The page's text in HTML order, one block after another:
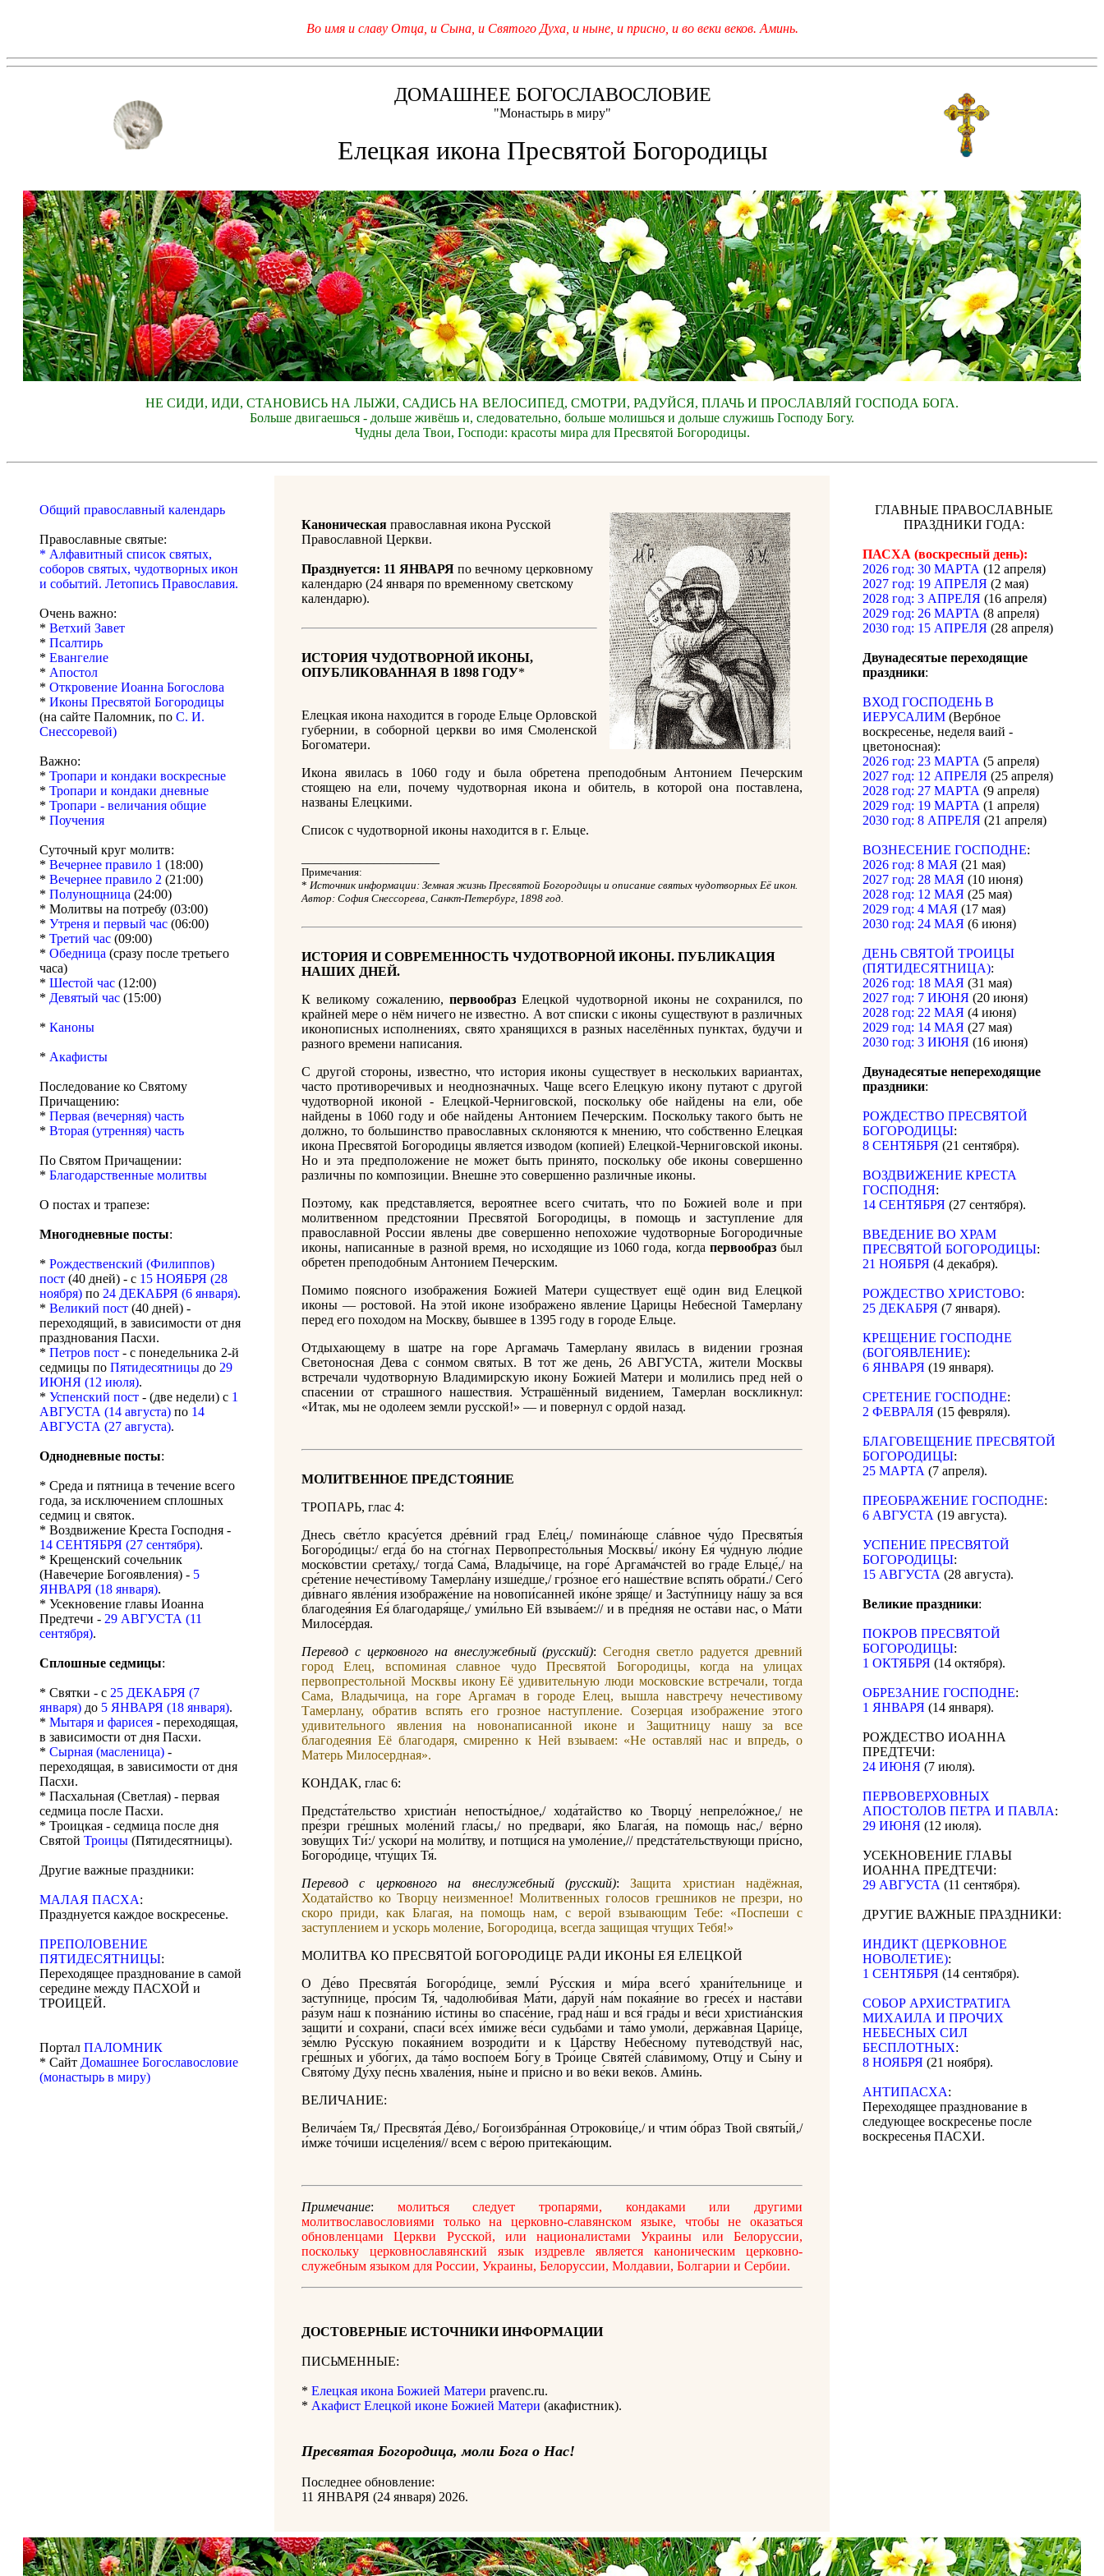
Во имя и славу Отца, и Сына, и Святого Духа, и ныне, и присно, и во веки веков. Аминь.
ДОМАШНЕЕ БОГОСЛАВОСЛОВИЕ
"Монастырь в миру"
Елецкая икона Пресвятой Богородицы
НЕ СИДИ, ИДИ, СТАНОВИСЬ НА ЛЫЖИ, САДИСЬ НА ВЕЛОСИПЕД, СМОТРИ, РАДУЙСЯ, ПЛАЧЬ И ПРОСЛАВЛЯЙ ГОСПОДА БОГА.
Больше двигаешься - дольше живёшь и, следовательно, больше молишься и дольше служишь Господу Богу.
Чудны дела Твои, Господи: красоты мира для Пресвятой Богородицы.
Общий православный календарь
Православные святые:
* Алфавитный список святых,
соборов святых, чудотворных икон
и событий. Летопись Православия.
Очень важно:
* Ветхий Завет
* Псалтирь
* Евангелие
* Апостол
* Откровение Иоанна Богослова
* Иконы Пресвятой Богородицы
(на сайте Паломник, по С. И.
Снессоревой)
Важно:
* Тропари и кондаки воскресные
* Тропари и кондаки дневные
* Тропари - величания общие
* Поучения
Суточный круг молитв:
* Вечернее правило 1 (18:00)
* Вечернее правило 2 (21:00)
* Полунощница (24:00)
* Молитвы на потребу (03:00)
* Утреня и первый час (06:00)
* Третий час (09:00)
* Обедница (сразу после третьего
часа)
* Шестой час (12:00)
* Девятый час (15:00)
* Каноны
* Акафисты
Последование ко Святому
Причащению:
* Первая (вечерняя) часть
* Вторая (утренняя) часть
По Святом Причащении:
* Благодарственные молитвы
О постах и трапезе:
Многодневные посты:
* Рождественский (Филиппов)
пост (40 дней) - с 15 НОЯБРЯ (28
ноября) по 24 ДЕКАБРЯ (6 января).
* Великий пост (40 дней) -
переходящий, в зависимости от дня
празднования Пасхи.
* Петров пост - с понедельника 2-й
седмицы по Пятидесятницы до 29
ИЮНЯ (12 июля).
* Успенский пост - (две недели) с 1
АВГУСТА (14 августа) по 14
АВГУСТА (27 августа).
Однодневные посты:
* Среда и пятница в течение всего
года, за исключением сплошных
седмиц и святок.
* Воздвижение Креста Господня -
14 СЕНТЯБРЯ (27 сентября).
* Крещенский сочельник
(Навечерие Богоявления) - 5
ЯНВАРЯ (18 января).
* Усекновение главы Иоанна
Предтечи - 29 АВГУСТА (11
сентября).
Сплошные седмицы:
* Святки - с 25 ДЕКАБРЯ (7
января) до 5 ЯНВАРЯ (18 января).
* Мытаря и фарисея - переходящая,
в зависимости от дня Пасхи.
* Сырная (масленица) -
переходящая, в зависимости от дня
Пасхи.
* Пасхальная (Светлая) - первая
седмица после Пасхи.
* Троицкая - седмица после дня
Святой Троицы (Пятидесятницы).
Другие важные праздники:
МАЛАЯ ПАСХА:
Празднуется каждое воскресенье.
ПРЕПОЛОВЕНИЕ
ПЯТИДЕСЯТНИЦЫ:
Переходящее празднование в самой
середине между ПАСХОЙ и
ТРОИЦЕЙ.
Портал ПАЛОМНИК
* Сайт Домашнее Богославословие
(монастырь в миру)
Каноническая православная икона Русской
Православной Церкви.
Празднуется: 11 ЯНВАРЯ по вечному церковному
календарю (24 января по временному светскому
календарю).
ИСТОРИЯ ЧУДОТВОРНОЙ ИКОНЫ,
ОПУБЛИКОВАННАЯ В 1898 ГОДУ*
Елецкая икона находится в городе Ельце Орловской
губернии, в соборной церкви во имя Смоленской
Богоматери.
Икона явилась в 1060 году и была обретена преподобным Антонием Печерским
стоящею на ели, почему чудотворная икона и обитель, в которой она поставлена,
названы Елецкими.
Список с чудотворной иконы находится в г. Ельце.
Примечания:
* Источник информации: Земная жизнь Пресвятой Богородицы и описание святых чудотворных Её икон.
Автор: София Снессорева, Санкт-Петербург, 1898 год.
ИСТОРИЯ И СОВРЕМЕННОСТЬ ЧУДОТВОРНОЙ ИКОНЫ. ПУБЛИКАЦИЯ
НАШИХ ДНЕЙ.
К великому сожалению, первообраз Елецкой чудотворной иконы не сохранился, по
крайней мере о нём ничего не известно. А вот списки с иконы существуют в различных
иконописных исполнениях, свято хранящихся в разных населённых пунктах, будучи и
разного времени написания.
С другой стороны, известно, что история иконы существует в нескольких вариантах,
часто противоречивых и неоднозначных. Чаще всего Елецкую икону путают с другой
чудотворной иконой - Елецкой-Черниговской, поскольку обе найдены на ели, обе
найдены в 1060 году и обе найдены Антонием Печерским. Поскольку такого быть не
должно, то большинство православных склоняются к мнению, что собственно Елецкая
икона Пресвятой Богородицы является изводом (копией) Елецкой-Черниговской иконы.
Но и эта предположение не может быть принято, поскольку обе иконы совершенно
различны по композиции. Внешне это совершенно различные иконы.
Поэтому, как представляется, вероятнее всего считать, что по Божией воле и при
молитвенном предстоянии Пресвятой Богородицы, в помощь и заступление для
православной России явлены две совершенно непохожие чудотворные Богородичные
иконы, написанные в разной время, но исходящие из 1060 года, когда первообразбыл
обретен преподобным Антонием Печерским.
Помимо поясного изображения Божией Матери существует ещё один вид Елецкой
иконы — ростовой. На этой иконе изображено явление Царицы Небесной Тамерлану
перед его походом на Москву, бывшее в 1395 году в городе Ельце.
Отдыхающему в шатре на горе Аргамачь Тамерлану явилась в видении грозная
Светоносная Дева с сонмом святых. В тот же день, 26 АВГУСТА, жители Москвы
встречали чудотворную Владимирскую икону Божией Матери и молились пред ней о
спасении от страшного нашествия. Устрашённый видением, Тамерлан воскликнул:
«Итак, мы не одолеем земли русской!» — и повернул с ордой назад.
МОЛИТВЕННОЕ ПРЕДСТОЯНИЕ
ТРОПАРЬ, глас 4:
Днесь све́тло красу́ется дре́вний град Еле́ц,/ помина́юще сла́вное чу́до Пресвяты́я
Богоро́дицы:/ егда́ бо на сто́гнах Первопресто́льныя Москвы́/ ико́ну Ея́ чу́дную лю́дие
моско́встии срета́ху,/ тогда́ Сама́, Влады́чице, на горе́ Аргама́чстей во гра́де Ельце́,/ на
сре́тение нечести́вому Тамерла́ну изше́дше,/ гро́зное его́ наше́ствие вспять обрати́./ Сего́
ди́внаго явле́ния изображе́ние на новопи́санней ико́не зря́ще/ и Засту́пницу на́шу за вся
благодея́ния Ея́ благодаря́ще,/ уми́льно Ей взыва́ем:// и в пре́дняя не оста́ви нас, о Ма́ти
Милосе́рдая.
Перевод с церковного на внеслужебный (русский):Сегодня светло радуется древний
город Елец, вспоминая славное чудо Пресвятой Богородицы, когда на улицах
первопрестольной Москвы икону Её удивительную люди московские встречали, тогда
Сама, Владычица, на горе Аргамач в городе Елец, вышла навстречу нечестивому
Тамерлану, обратив вспять его грозное наступление. Созерцая изображение этого
удивительного явления на новонаписанной иконе и Защитницу нашу за все
благодеяния Её благодаря, смиренно к Ней взываем: «Не оставляй нас и впредь, о
Матерь Милосердная».
КОНДАК, глас 6:
Предста́тельство христиа́н непосты́дное,/ хода́тайство ко Творцу́ непрело́жное,/ не
пре́зри гре́шных моле́ний гла́сы,/ но предвари́, я́ко Блага́я, на по́мощь на́с,/ ве́рно
зову́щих Ти́:/ ускори́ на моли́тву, и потщи́ся на умоле́ние,// предста́тельствующи при́сно,
Богоро́дице, чту́щих Тя́.
Перевод с церковного на внеслужебный (русский):Защита христиан надёжная,
Ходатайство ко Творцу неизменное! Молитвенных голосов грешников не презри, но
скоро приди, как Благая, на помощь нам, с верой взывающим Тебе: «Поспеши с
заступлением и ускорь моление, Богородица, всегда защищая чтущих Тебя!»
МОЛИТВА КО ПРЕСВЯТОЙ БОГОРОДИЦЕ РАДИ ИКОНЫ ЕЯ ЕЛЕЦКОЙ
О Де́во Пресвята́я Богоро́дице, земли́ Ру́сския и ми́ра всего́ храни́тельнице и
засту́пнице, про́сим Тя́, чадолюби́вая Ма́ти, да́руй на́м покая́ние во гресе́х и наста́ви
ра́зум на́ш к позна́нию и́стины во спасе́ние, гра́д на́ш и вся́ гра́ды и ве́си христиа́нския
защити́ и сохрани́, спаси́ все́х и́миже ве́си судьба́ми и та́мо умоли́, держа́вная Цари́це,
зе́млю Ру́сскую покая́нием возроди́ти и к Ца́рству Небе́сному путево́дствуй на́с,
гре́шных и убо́гих, да та́мо воспое́м Бо́гу в Тро́ице Святе́й сла́вимому, Отцу́ и Сы́ну и
Свято́му Ду́ху пе́снь хвале́ния, ны́не и при́сно и во ве́ки веко́в. Ами́нь.
ВЕЛИЧАНИЕ:
Велича́ем Тя,/ Пресвята́я Де́во,/ Богоизбра́нная Отрокови́це,/ и чтим о́браз Твой святы́й,/
и́мже то́чиши исцеле́ния// всем с ве́рою притека́ющим.
Примечание: молиться следует тропарями, кондаками или другими
молитвославословиями только на церковно-славянском языке, чтобы не оказаться
обновленцами Церкви Русской, или националистами Украины или Белоруссии,
поскольку церковнославянский язык издревле является каноническим церковно-
служебным языком для России, Украины, Белоруссии, Молдавии, Болгарии и Сербии.
ДОСТОВЕРНЫЕ ИСТОЧНИКИ ИНФОРМАЦИИ
ПИСЬМЕННЫЕ:
* Елецкая икона Божией Матери pravenc.ru.
* Акафист Елецкой иконе Божией Матери (акафистник).
Пресвятая Богородица, моли Бога о Нас!
Последнее обновление:
11 ЯНВАРЯ (24 января) 2026.
ГЛАВНЫЕ ПРАВОСЛАВНЫЕ
ПРАЗДНИКИ ГОДА:
ПАСХА (воскресный день):
2026 год: 30 МАРТА (12 апреля)
2027 год: 19 АПРЕЛЯ (2 мая)
2028 год: 3 АПРЕЛЯ (16 апреля)
2029 год: 26 МАРТА (8 апреля)
2030 год: 15 АПРЕЛЯ (28 апреля)
Двунадесятые переходящие
праздники:
ВХОД ГОСПОДЕНЬ В
ИЕРУСАЛИМ (Вербное
воскресенье, неделя ваий -
цветоносная):
2026 год: 23 МАРТА (5 апреля)
2027 год: 12 АПРЕЛЯ (25 апреля)
2028 год: 27 МАРТА (9 апреля)
2029 год: 19 МАРТА (1 апреля)
2030 год: 8 АПРЕЛЯ (21 апреля)
ВОЗНЕСЕНИЕ ГОСПОДНЕ:
2026 год: 8 МАЯ (21 мая)
2027 год: 28 МАЯ (10 июня)
2028 год: 12 МАЯ (25 мая)
2029 год: 4 МАЯ (17 мая)
2030 год: 24 МАЯ (6 июня)
ДЕНЬ СВЯТОЙ ТРОИЦЫ
(ПЯТИДЕСЯТНИЦА):
2026 год: 18 МАЯ (31 мая)
2027 год: 7 ИЮНЯ (20 июня)
2028 год: 22 МАЯ (4 июня)
2029 год: 14 МАЯ (27 мая)
2030 год: 3 ИЮНЯ (16 июня)
Двунадесятые непереходящие
праздники:
РОЖДЕСТВО ПРЕСВЯТОЙ
БОГОРОДИЦЫ:
8 СЕНТЯБРЯ (21 сентября).
ВОЗДВИЖЕНИЕ КРЕСТА
ГОСПОДНЯ:
14 СЕНТЯБРЯ (27 сентября).
ВВЕДЕНИЕ ВО ХРАМ
ПРЕСВЯТОЙ БОГОРОДИЦЫ:
21 НОЯБРЯ (4 декабря).
РОЖДЕСТВО ХРИСТОВО:
25 ДЕКАБРЯ (7 января).
КРЕЩЕНИЕ ГОСПОДНЕ
(БОГОЯВЛЕНИЕ):
6 ЯНВАРЯ (19 января).
СРЕТЕНИЕ ГОСПОДНЕ:
2 ФЕВРАЛЯ (15 февряля).
БЛАГОВЕЩЕНИЕ ПРЕСВЯТОЙ
БОГОРОДИЦЫ:
25 МАРТА (7 апреля).
ПРЕОБРАЖЕНИЕ ГОСПОДНЕ:
6 АВГУСТА (19 августа).
УСПЕНИЕ ПРЕСВЯТОЙ
БОГОРОДИЦЫ:
15 АВГУСТА (28 августа).
Великие праздники:
ПОКРОВ ПРЕСВЯТОЙ
БОГОРОДИЦЫ:
1 ОКТЯБРЯ (14 октября).
ОБРЕЗАНИЕ ГОСПОДНЕ:
1 ЯНВАРЯ (14 января).
РОЖДЕСТВО ИОАННА
ПРЕДТЕЧИ:
24 ИЮНЯ (7 июля).
ПЕРВОВЕРХОВНЫХ
АПОСТОЛОВ ПЕТРА И ПАВЛА:
29 ИЮНЯ (12 июля).
УСЕКНОВЕНИЕ ГЛАВЫ
ИОАННА ПРЕДТЕЧИ:
29 АВГУСТА (11 сентября).
ДРУГИЕ ВАЖНЫЕ ПРАЗДНИКИ:
ИНДИКТ (ЦЕРКОВНОЕ
НОВОЛЕТИЕ):
1 СЕНТЯБРЯ (14 сентября).
CОБОР АРХИСТРАТИГА
МИХАИЛА И ПРОЧИХ
НЕБЕСНЫХ СИЛ
БЕСПЛОТНЫХ:
8 НОЯБРЯ (21 ноября).
АНТИПАСХА:
Переходящее празднование в
следующее воскресенье после
воскресенья ПАСХИ.